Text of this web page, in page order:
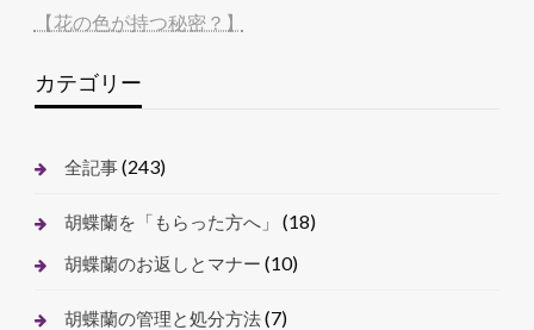
【花の色が持つ秘密？】
カテゴリー
全記事(243)
胡蝶蘭を「もらった方へ」 (18)
胡蝶蘭のお返しとマナー (10)
胡蝶蘭の管理と処分方法(7)